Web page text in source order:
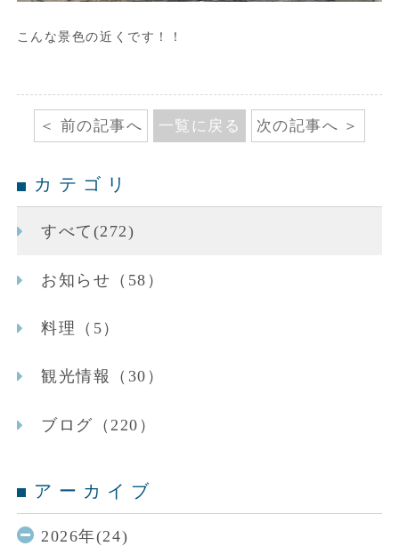
こんな景色の近くです！！
前の記事へ 一覧に戻る 次の記事へ
カテゴリ
すべて(272)
お知らせ（58）
料理（5）
観光情報（30）
ブログ（220）
アーカイブ
2026年(24)